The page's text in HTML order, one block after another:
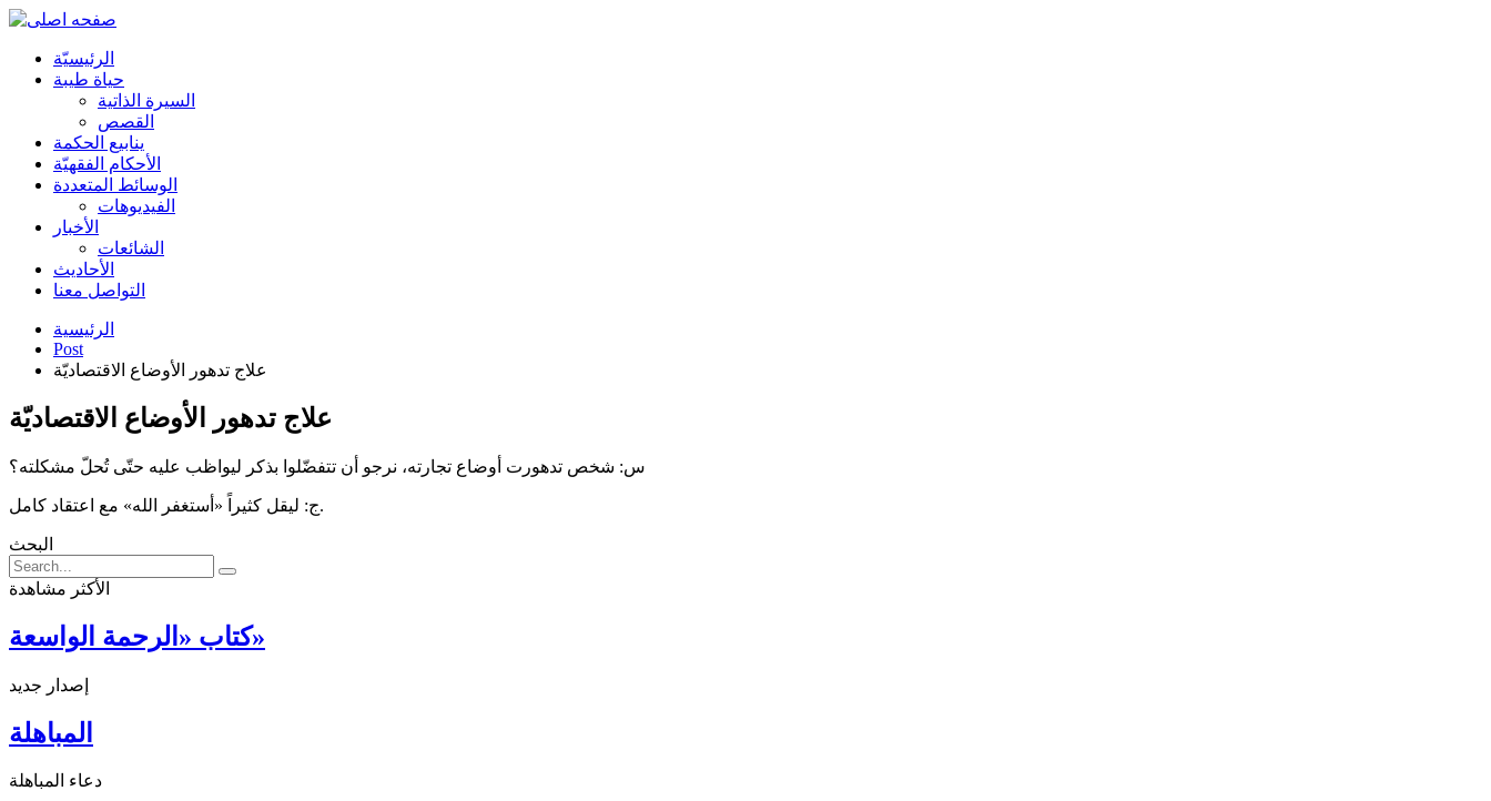
الرئیسیّة
حياة طيبة
السيرة الذاتية
القصص
ينابيع الحكمة
الأحکام الفقهیّة
الوسائط المتعددة
الفیدیوهات
الأخبار
الشائعات
الأحادیث
التواصل معنا
الرئيسية
Post
علاج تدهور الأوضاع الاقتصاديّة
علاج تدهور الأوضاع الاقتصاديّة
س: شخص تدهورت أوضاع تجارته، نرجو أن تتفضّلوا بذكر ليواظب عليه حتّى تُحلّ مشكلته؟
ج: ليقل كثيراً «أستغفر الله» مع اعتقاد كامل.
البحث
الأكثر مشاهدة
كتاب «الرحمة الواسعة»
إصدار جديد
المباهلة
دعاء المباهلة